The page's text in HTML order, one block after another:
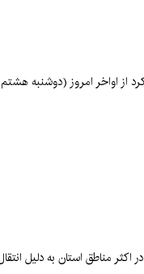
اواخر امروز (دوشنبه هشتم
مناطق استان به دلیل